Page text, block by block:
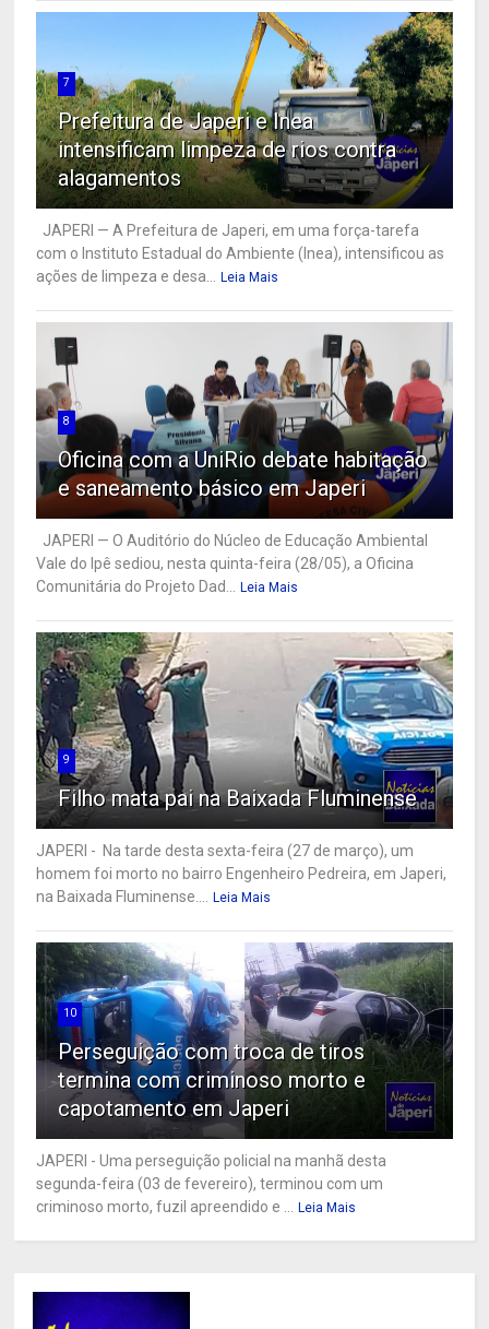
7
Prefeitura de Japeri e Inea
intensificam limpeza de rios contra
alagamentos
JAPERI — A Prefeitura de Japeri, em uma força-tarefa
com o Instituto Estadual do Ambiente (Inea), intensificou as
ações de limpeza e desa...
Leia Mais
8
Oficina com a UniRio debate habitação
e saneamento básico em Japeri
JAPERI — O Auditório do Núcleo de Educação Ambiental
Vale do Ipê sediou, nesta quinta-feira (28/05), a Oficina
Comunitária do Projeto Dad...
Leia Mais
9
Filho mata pai na Baixada Fluminense
JAPERI - Na tarde desta sexta-feira (27 de março), um
homem foi morto no bairro Engenheiro Pedreira, em Japeri,
na Baixada Fluminense....
Leia Mais
10
Perseguição com troca de tiros
termina com criminoso morto e
capotamento em Japeri
JAPERI - Uma perseguição policial na manhã desta
segunda-feira (03 de fevereiro), terminou com um
criminoso morto, fuzil apreendido e ...
Leia Mais